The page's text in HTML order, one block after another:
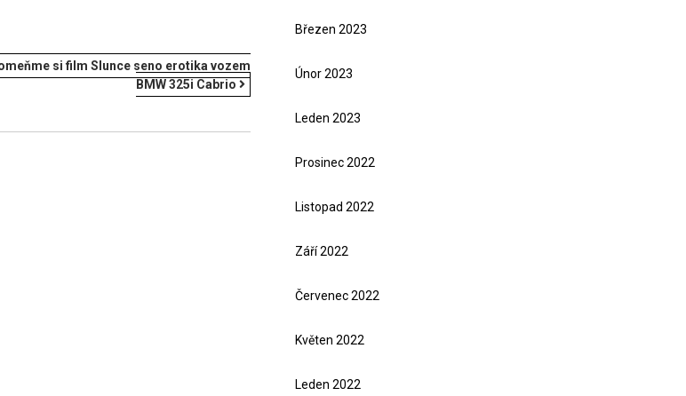
si film Slunce seno erotika vozem
BMW 325i Cabrio
Březen 2023
Únor 2023
Leden 2023
Prosinec 2022
Listopad 2022
Září 2022
Červenec 2022
Květen 2022
Leden 2022